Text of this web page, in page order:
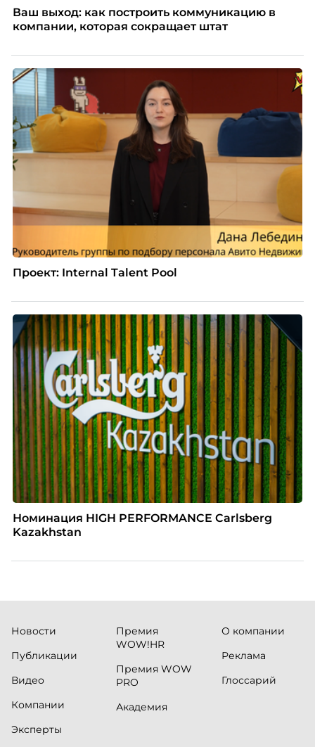
Ваш выход: как построить коммуникацию в
компании, которая сокращает штат
Проект: Internal Talent Pool
Номинация HIGH PERFORMANCE Carlsberg
Kazakhstan
Новости
Публикации
Видео
Компании
Эксперты
Премия
WOW!HR
Премия WOW
PRO
Академия
О компании
Реклама
Глоссарий